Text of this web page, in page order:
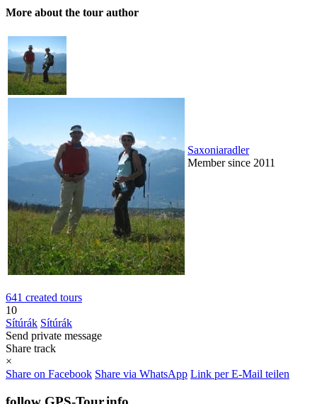
More about the tour author
Saxoniaradler
Member since 2011
641 created tours
10
Sítúrák Sítúrák
Send private message
Share track
×
Share on Facebook Share via WhatsApp Link per E-Mail teilen